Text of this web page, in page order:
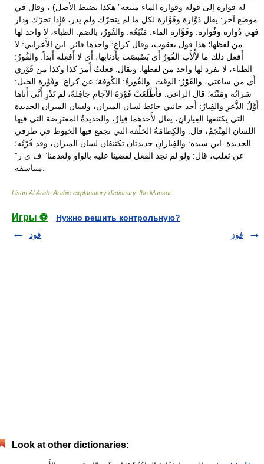
له فوارة إلى قوله وفوارة الماء منبعه” هكذا بضبط الأصل) ، وقال في
موضع آخر: يقال دَوَّارة وفَوَّارة لكل ما لم يتحرّك ولم يدر، فإِذا تحرّك ودار
فهي دُوارة وفُوارة. وفَوَّارة الماء: مَنْبَعُه. والفُورُ، بالضم: الظباء، لا واحد لها
من لفظها؛ هذا قول يعقوب، وقال كراع: واحدها فائر. ابن الأَعرابي: لا
أَفعل ذلك ما لأْلأَتِ الفُورُ أَي بَصْبصَت بأَذنابها، أَي لا أَفعله أَبداً. والفُورُ:
الظباء، لا يفرد لها واحد من لفظها. ويقال: فعلتُ أَمرَ كذا وكذا من فَوْري
أَي من ساعتي، والفَوْرُ: الوقت. والفُورةُ: الكُوفة؛ عن كراع. وفَوْرة الجبل:
سَراتُه ومَتْنُه؛ قال الراعي: فأَطْلَعَتْ فَوْرَةَ الآجامِ جافِلةً، لم تَدْرِ أَنَّى أَتاها
أَوَّلُ الذُّعرِ والفِيارُ: أَحد جانبي حائط لسان الميزان، ولسان الميزان الحديدة
التي يكتنفها الفِيارانِ، يقال لأَحدهما فِيارٌ، والحديدةُ المعترِضة التي فيها
اللسان المِنْجَمُ، قال: والكِظامَةُ الحَلْقة التي تجمع فيها الخيوط في طرفي
الحديدة. ابن سيده: والفِيارانِ حديدتان تكتنفان لسان الميزان، وقد فُرْتُه؛
عن ثعلب، قال: ولو لم نجد الفعل لقضينا عليه بالواو ولعدمنا” ف ي ر”
Lisan Al Arab. Arabic explanatory dictionary. Ibn Mansur
Игры ⚽
Нужно решить контрольную?
فود
فوز
Look at other dictionaries: